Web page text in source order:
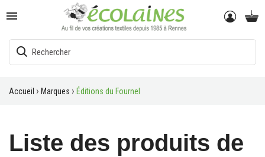

Accueil Marques Éditions du Fournel
Liste des produits de